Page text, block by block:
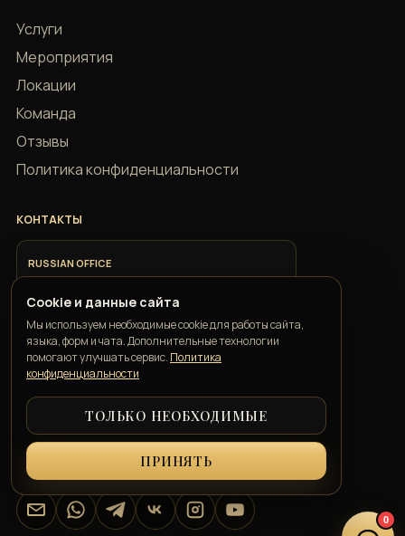
Услуги
Мероприятия
Локации
Команда
Отзывы
Политика конфиденциальности
КОНТАКТЫ
RUSSIAN OFFICE
+7 918 685 9883
ITALIAN OFFICE
+39 351 352 1163
GEORGIAN OFFICE
+995 550 00 57 50
info@belkatravelconcierge.com
EmailWhatsAppTelegram
VK InstagramYouTube
Cookie и данные сайта
Мы используем необходимые cookie для работы сайта,
языка, форм и чата. Дополнительные технологии
помогают улучшать сервис. Политика
конфиденциальности
ТОЛЬКО НЕОБХОДИМЫЕ
ПРИНЯТЬ
0